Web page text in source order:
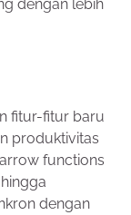
dengan lebih
fitur-fitur baru
produktivitas
functions
dengan